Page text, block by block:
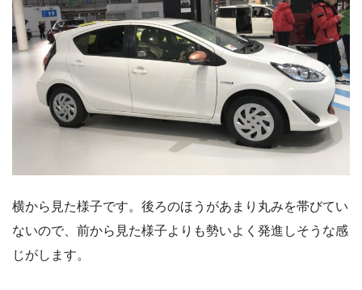
横から見た様子です。後ろのほうがあまり丸みを帯びてい
ないので、前から見た様子よりも勢いよく発進しそうな感
じがします。